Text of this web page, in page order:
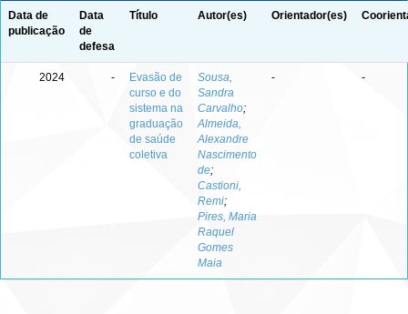
Data de
publicação
Data
de
defesa
Título Autor(es) Orientador(es)
2024 -
Evasão de
curso e do
sistema na
graduação
de saúde
coletiva
Sousa,
Sandra
Carvalho;
Almeida,
Alexandre
Nascimento
de;
Castioni,
Remi;
Pires, Maria
Raquel
Gomes
Maia
- -